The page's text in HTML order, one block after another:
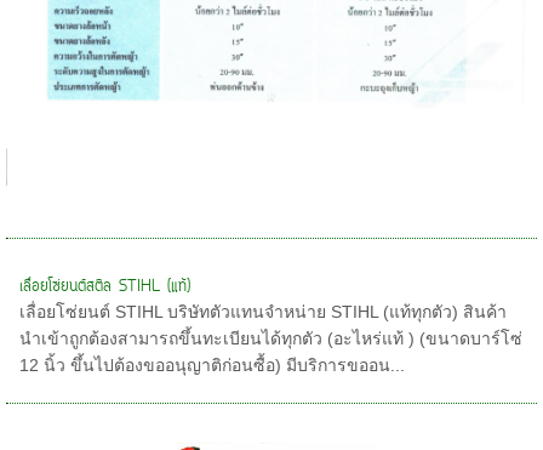
เลื่อยโซ่ยนต์สติล STIHL (แท้)
เลื่อยโซ่ยนต์ STIHL บริษัทตัวแทนจำหน่าย STIHL (แท้ทุกตัว) สินค้า
นำเข้าถูกต้องสามารถขึ้นทะเบียนได้ทุกตัว (อะไหร่แท้ ) (ขนาดบาร์โซ่
12 นิ้ว ขึ้นไปต้องขออนุญาติก่อนซื้อ) มีบริการขออน...